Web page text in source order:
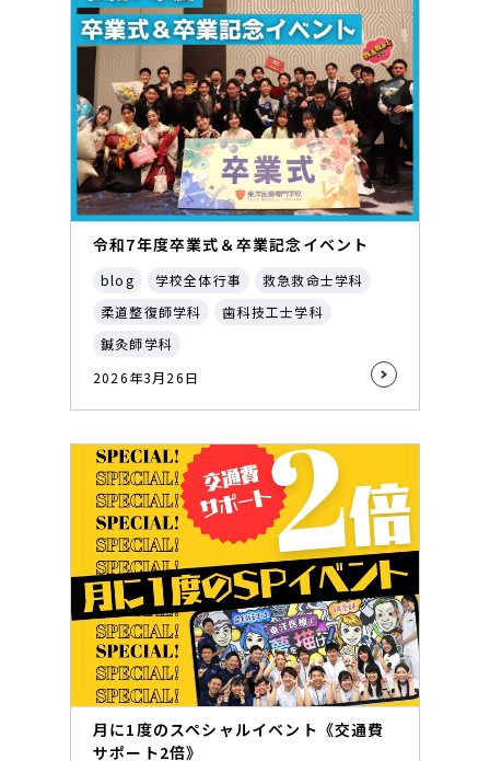
令和7年度卒業式＆卒業記念イベント
blog 学校全体行事
救急救命士学科
柔道整復師学科
歯科技工士学科
鍼灸師学科
2026年3月26日
月に1度のスペシャルイベント《交通費
サポート2倍》